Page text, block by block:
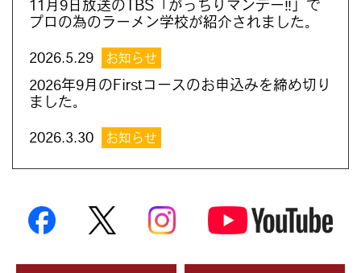
11月9日放送のTBS「がっちりマンデー‼」で
プロの為のラーメン学校が紹介されました。
2026.5.29 お知らせ
2026年9月のFirstコースのお申込みを締め切り
ました。
2026.3.30 お知らせ
2026.2.17 お知らせ
ました。